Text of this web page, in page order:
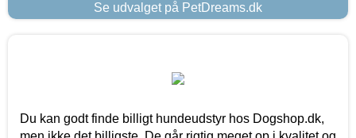
Se udvalget på PetDreams.dk
Du kan godt finde billigt hundeudstyr hos Dogshop.dk,